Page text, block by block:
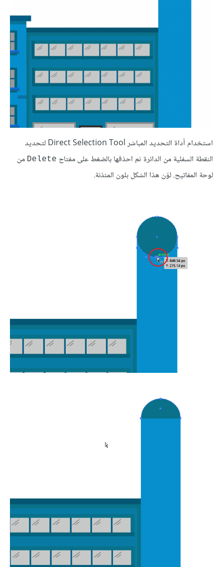
استخدام أداة التحديد المباشر Direct Selection Tool لتحديد
النقطة السفلية من الدائرة ثم احذفها بالضغط على مفتاح Delete من
لوحة المفاتيح. لوّن هذا الشكل بلون المئذنة.